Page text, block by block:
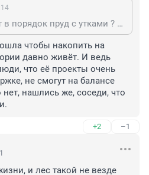
Почему не приводят в порядок пруд с утками ? Депутат Пинус обещала следить за прудом.
чтобы накопить на
давно живёт. И ведь
что её проекты очень
не смогут на балансе
нашлись же, соседи, что
+2 –1
и лес такой не везде